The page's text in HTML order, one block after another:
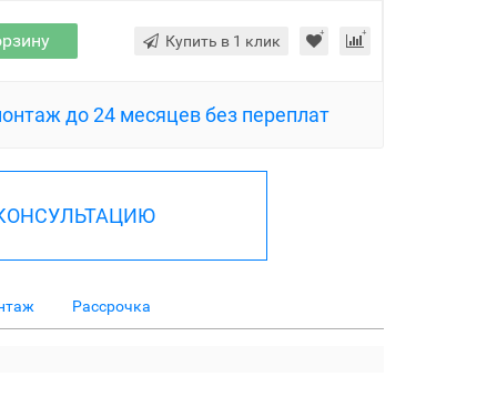
Купить в 1 клик
до 24 месяцев без переплат
Рассрочка